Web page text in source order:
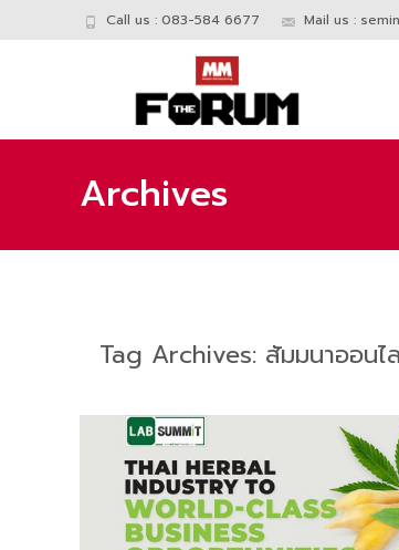
Call us : 083-584 6677 Mail us :
Archives
Tag Archives: สัมมนาออนไ